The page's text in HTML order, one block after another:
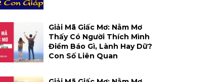
Giải Mã Giấc Mơ: Nằm Mơ
Thấy Có Người Thích Mình
Điềm Báo Gì, Lành Hay Dữ?
Con Số Liên Quan